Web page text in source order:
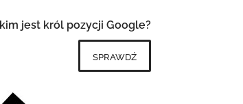
kim jest król pozycji Google?
sprawdź